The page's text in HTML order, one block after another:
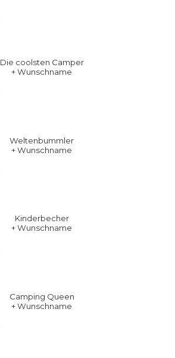
Die coolsten Camper
+ Wunschname
Weltenbummler
+ Wunschname
Kinderbecher
+ Wunschname
Camping Queen
+ Wunschname